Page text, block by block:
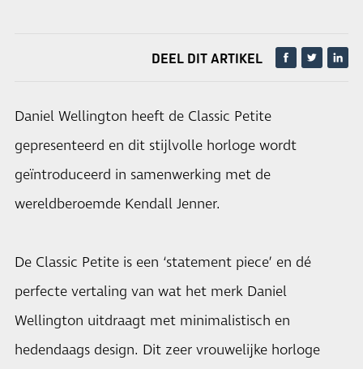
DEEL DIT ARTIKEL
Daniel Wellington heeft de Classic Petite
gepresenteerd en dit stijlvolle horloge wordt
geïntroduceerd in samenwerking met de
wereldberoemde Kendall Jenner.
De Classic Petite is een ‘statement piece’ en dé
perfecte vertaling van wat het merk Daniel
Wellington uitdraagt met minimalistisch en
hedendaags design. Dit zeer vrouwelijke horloge